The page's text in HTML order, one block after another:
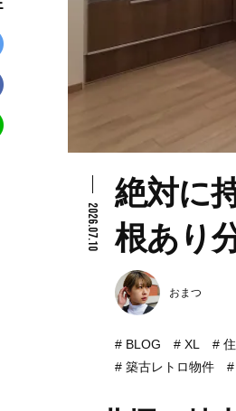
2026.07.10
絶対に
根あり
おまつ
BLOG XL
築古レトロ物件